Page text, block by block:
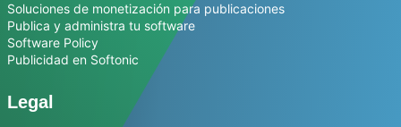
Soluciones de monetización para publicaciones
Publica y administra tu software
Software Policy
Publicidad en Softonic
Legal